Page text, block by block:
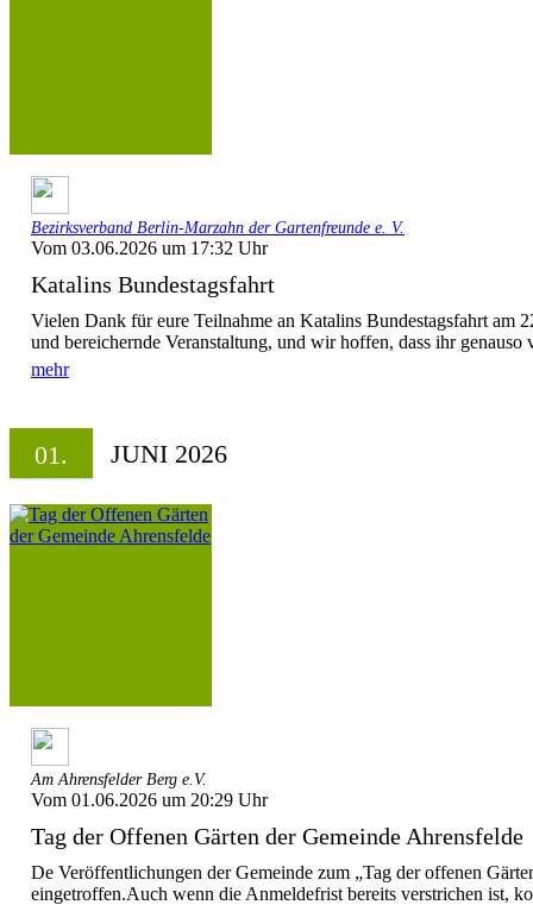
Bezirksverband Berlin-Marzahn der Gartenfreunde e. V.
Vom 03.06.2026 um 17:32 Uhr
Katalins Bundestagsfahrt
Vielen Dank für eure Teilnahme an Katalins Bundestagsfahrt am
und bereichernde Veranstaltung, und wir hoffen, dass ihr genauso
mehr
01. JUNI 2026
Am Ahrensfelder Berg e.V.
Vom 01.06.2026 um 20:29 Uhr
Tag der Offenen Gärten der Gemeinde Ahrensfelde
De Veröffentlichungen der Gemeinde zum „Tag der offenen
eingetroffen.Auch wenn die Anmeldefrist bereits verstrichen ist,